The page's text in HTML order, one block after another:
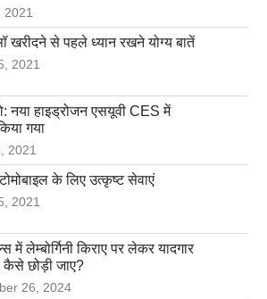
2021
खरीदने से पहले ध्यान रखने योग्य बातें
2021
नया हाइड्रोजन एसयूवी CES में
गया
2021
के लिए उत्कृष्ट सेवाएं
2021
में लेम्बोर्गिनी किराए पर लेकर यादगार
कैसे छोड़ी जाए?
26, 2024